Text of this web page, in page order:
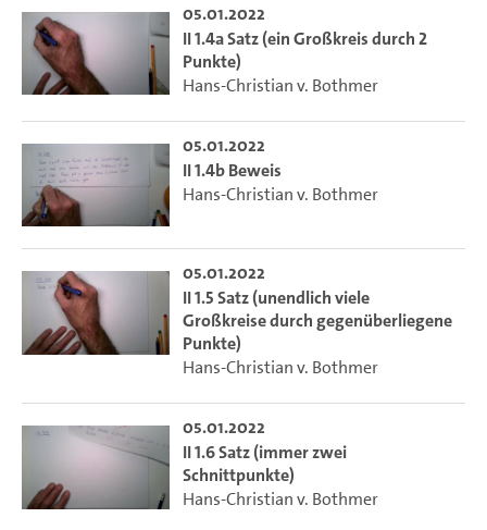
05.01.2022
II 1.4a Satz (ein Großkreis durch 2
Punkte)
Hans-Christian v. Bothmer
05.01.2022
II 1.4b Beweis
Hans-Christian v. Bothmer
05.01.2022
II 1.5 Satz (unendlich viele
Großkreise durch gegenüberliegene
Punkte)
Hans-Christian v. Bothmer
05.01.2022
II 1.6 Satz (immer zwei
Schnittpunkte)
Hans-Christian v. Bothmer